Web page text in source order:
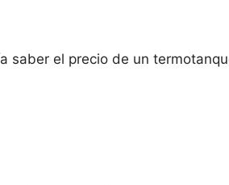
saber el precio de un